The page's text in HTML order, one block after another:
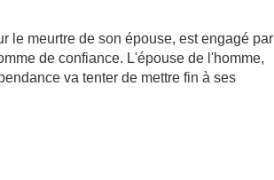
le meurtre de son épouse, est engagé par
de confiance. L'épouse de l'homme,
va tenter de mettre fin à ses